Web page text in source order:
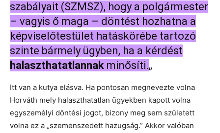
szabályait (SZMSZ), hogy a polgármester
– vagyis ő maga – döntést hozhatna a
képviselőtestület hatáskörébe tartozó
szinte bármely ügyben, ha a kérdést
halaszthatatlannak minősíti.„
Itt van a kutya elásva. Ha pontosan megnevezte volna
Horváth mely halaszthatatlan ügyekben kapott volna
egyszemélyi döntési jogot, bizony meg sem született
volna ez a „szemenszedett hazugság.” Akkor valóban